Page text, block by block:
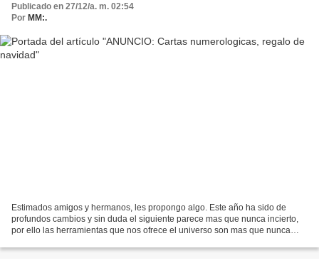
Publicado en 27/12/a. m. 02:54
Por MM:.
Estimados amigos y hermanos, les propongo algo. Este año ha sido de
profundos cambios y sin duda el siguiente parece mas que nunca incierto,
por ello las herramientas que nos ofrece el universo son mas que nunca